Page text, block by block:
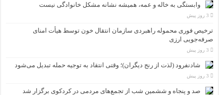
وابستگی به خاله و عمه، همیشه نشانه مشکل خانوادگی نیست
3 روز پیش
ترخیص فوری محموله راهبردی سازمان انتقال خون توسط هیأت امنای
صرفه‌جویی ارزی
3 روز پیش
شادنفرود (لذت از رنج دیگران)؛ وقتی انتقاد به توجیه حمله تبدیل می‌شود
3 روز پیش
صد و پنجاه‌ و ششمین شب از تجمع‌های مردمی در کردکوی برگزار شد